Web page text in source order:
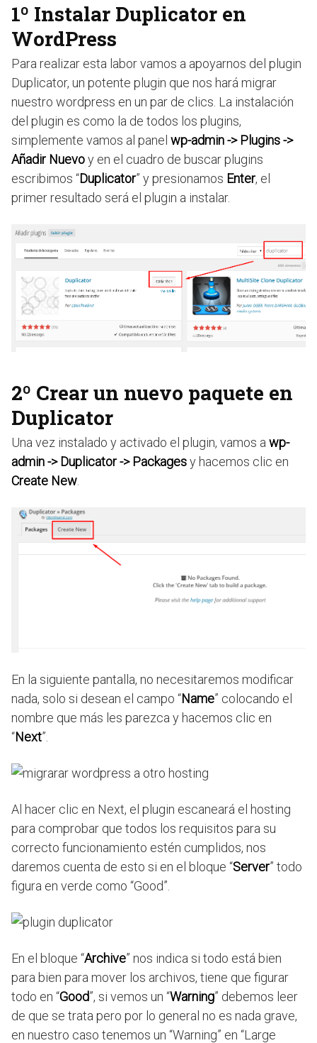
1º Instalar Duplicator en
WordPress
Para realizar esta labor vamos a apoyarnos del plugin
Duplicator, un potente plugin que nos hará migrar
nuestro wordpress en un par de clics. La instalación
del plugin es como la de todos los plugins,
simplemente vamos al panel wp-admin -> Plugins ->
Añadir Nuevoy en el cuadro de buscar plugins
escribimos “Duplicator” y presionamos Enter, el
primer resultado será el plugin a instalar.
2º Crear un nuevo paquete en
Duplicator
Una vez instalado y activado el plugin, vamos a wp-
admin -> Duplicator -> Packagesy hacemos clic en
Create New
En la siguiente pantalla, no necesitaremos modificar
nada, solo si desean el campo “Name” colocando el
nombre que más les parezca y hacemos clic en
“Next”.
Al hacer clic en Next, el plugin escaneará el hosting
para comprobar que todos los requisitos para su
correcto funcionamiento estén cumplidos, nos
daremos cuenta de esto si en el bloque “Server” todo
figura en verde como “Good”.
En el bloque “Archive” nos indica si todo está bien
para bien para mover los archivos, tiene que figurar
todo en “Good”, si vemos un “Warning” debemos leer
de que se trata pero por lo general no es nada grave,
en nuestro caso tenemos un “Warning” en “Large